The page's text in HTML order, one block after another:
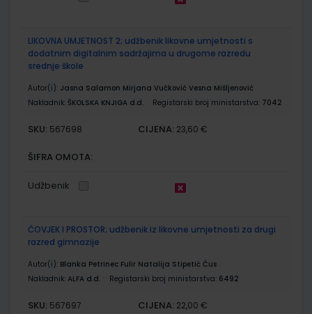
LIKOVNA UMJETNOST 2; udžbenik likovne umjetnosti s
dodatnim digitalnim sadržajima u drugome razredu
srednje škole
Autor(i): Jasna Salamon Mirjana Vučković Vesna Mišljenović
Nakladnik: ŠKOLSKA KNJIGA d.d. Registarski broj ministarstva: 7042
SKU: 567698 CIJENA: 23,60 €
ŠIFRA OMOTA:
Udžbenik
ČOVJEK I PROSTOR; udžbenik iz likovne umjetnosti za drugi
razred gimnazije
Autor(i): Blanka Petrinec Fulir Natalija Stipetić Čus
Nakladnik: ALFA d.d. Registarski broj ministarstva: 6492
SKU: 567697 CIJENA: 22,00 €